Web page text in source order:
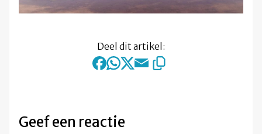
Deel dit artikel:
Geef een reactie